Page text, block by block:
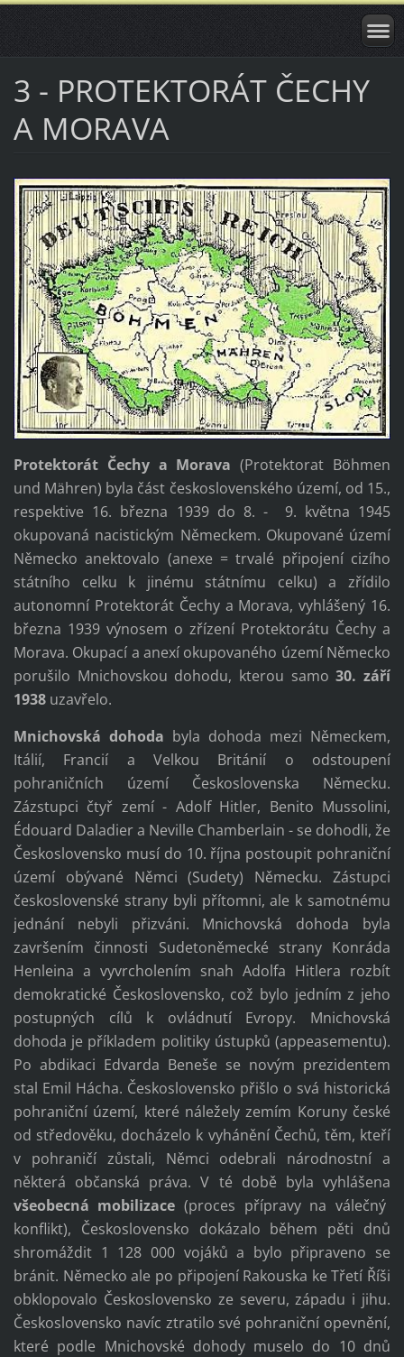
3 - PROTEKTORÁT ČECHY
A MORAVA
Protektorát Čechy a Morava (Protektorat Böhmen
und Mähren) byla část československého území, od 15.,
respektive 16. března 1939 do 8. - 9. května 1945
okupovaná nacistickým Německem. Okupované území
Německo anektovalo (anexe = trvalé připojení cizího
státního celku k jinému státnímu celku) a zřídilo
autonomní Protektorát Čechy a Morava, vyhlášený 16.
března 1939 výnosem o zřízení Protektorátu Čechy a
Morava. Okupací a anexí okupovaného území Německo
porušilo Mnichovskou dohodu, kterou samo30. září
1938uzavřelo.
Mnichovská dohoda byla dohoda mezi Německem,
Itálií, Francií a Velkou Británií o odstoupení
pohraničních území Československa Německu.
Zázstupci čtyř zemí - Adolf Hitler, Benito Mussolini,
Édouard Daladier a Neville Chamberlain - se dohodli, že
Československo musí do 10. října postoupit pohraniční
území obývané Němci (Sudety) Německu. Zástupci
československé strany byli přítomni, ale k samotnému
jednání nebyli přizváni. Mnichovská dohoda byla
završením činnosti Sudetoněmecké strany Konráda
Henleina a vyvrcholením snah Adolfa Hitlera rozbít
demokratické Československo, což bylo jedním z jeho
postupných cílů k ovládnutí Evropy. Mnichovská
dohoda je příkladem politiky ústupků (appeasementu).
Po abdikaci Edvarda Beneše se novým prezidentem
stal Emil Hácha. Československo přišlo o svá historická
pohraniční území, které náležely zemím Koruny české
od středověku, docházelo k vyhánění Čechů, těm, kteří
v pohraničí zůstali, Němci odebrali národnostní a
některá občanská práva. V té době byla vyhlášena
všeobecná mobilizace (proces přípravy na válečný
konflikt), Československo dokázalo během pěti dnů
shromáždit 1 128 000 vojáků a bylo připraveno se
bránit. Německo ale po připojení Rakouska ke Třetí Říši
obklopovalo Československo ze severu, západu i jihu.
Československo navíc ztratilo své pohraniční opevnění,
které podle Mnichovské dohody muselo do 10 dnů